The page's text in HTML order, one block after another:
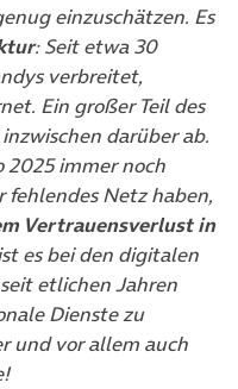
einzuschätzen. Es
: Seit etwa 30
verbreitet,
Ein großer Teil des
darüber ab.
2025 immer noch
fehlendes Netz haben,
Vertrauensverlust in
es bei den digitalen
etlichen Jahren
Dienste zu
und vor allem auch